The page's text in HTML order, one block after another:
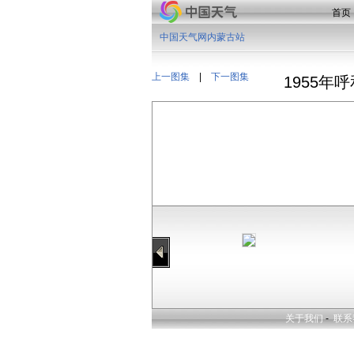
首页
上一图集 下一图集
中国天气网内蒙古站
1955年
关于我们 - 联